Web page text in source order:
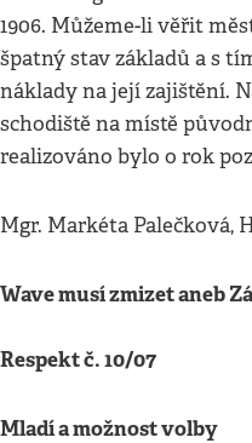
1906. Můžeme-li věřit
špatný stav základů a s
náklady na její zajištění.
schodiště na místě
realizováno bylo o rok
Mgr. Markéta Palečková,
Wave musí zmizet aneb
Respekt č. 10/07
Mladí a možnost volby